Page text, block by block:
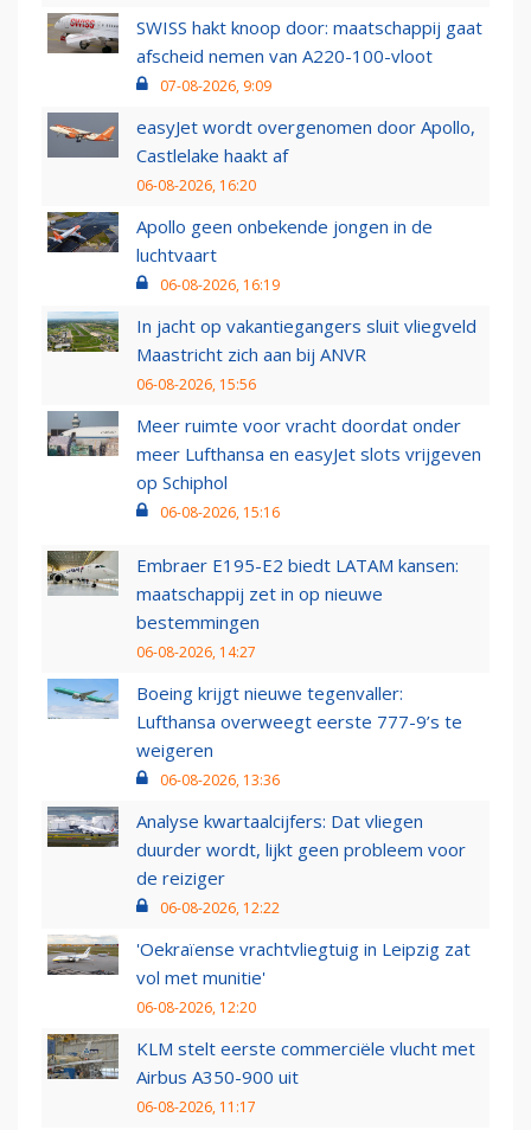
SWISS hakt knoop door: maatschappij gaat
afscheid nemen van A220-100-vloot
07-08-2026, 9:09
easyJet wordt overgenomen door Apollo,
Castlelake haakt af
06-08-2026, 16:20
Apollo geen onbekende jongen in de
luchtvaart
06-08-2026, 16:19
In jacht op vakantiegangers sluit vliegveld
Maastricht zich aan bij ANVR
06-08-2026, 15:56
Meer ruimte voor vracht doordat onder
meer Lufthansa en easyJet slots vrijgeven
op Schiphol
06-08-2026, 15:16
Embraer E195-E2 biedt LATAM kansen:
maatschappij zet in op nieuwe
bestemmingen
06-08-2026, 14:27
Boeing krijgt nieuwe tegenvaller:
Lufthansa overweegt eerste 777-9’s te
weigeren
06-08-2026, 13:36
Analyse kwartaalcijfers: Dat vliegen
duurder wordt, lijkt geen probleem voor
de reiziger
06-08-2026, 12:22
'Oekraïense vrachtvliegtuig in Leipzig zat
vol met munitie'
06-08-2026, 12:20
KLM stelt eerste commerciële vlucht met
Airbus A350-900 uit
06-08-2026, 11:17